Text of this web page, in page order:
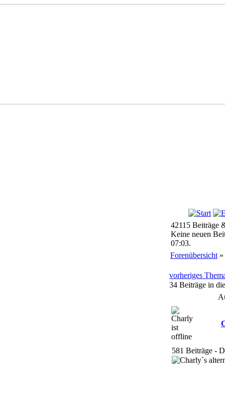
42115 Beiträge
Keine neuen
07:03.
Forenübersicht »
vorheriges
34 Beiträge in
581 Beiträge -